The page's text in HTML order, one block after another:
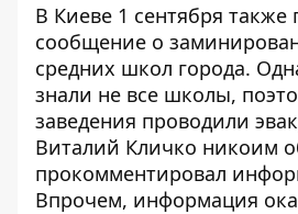
В Киеве 1 сентября также
сообщение о
средних школ города.
знали не все школы,
заведения проводили
Виталий Кличко никоим
прокомментировал
Впрочем, информация